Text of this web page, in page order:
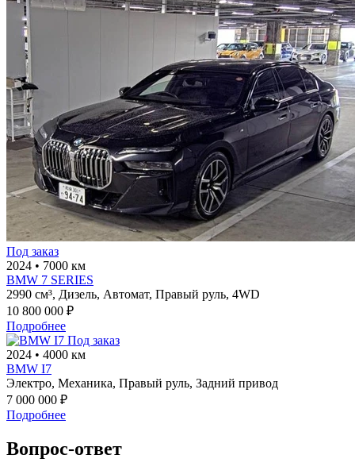
Под заказ
2024 • 7000 км
BMW 7 SERIES
2990 см³, Дизель, Автомат, Правый руль, 4WD
10 800 000 ₽
Подробнее
Под заказ
2024 • 4000 км
BMW I7
Электро, Механика, Правый руль, Задний привод
7 000 000 ₽
Подробнее
Вопрос-ответ